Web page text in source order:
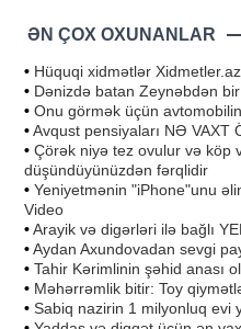
ƏN ÇOX OXUNANLAR
• Hüquqi xidmətlər
• Dənizdə batan Zeynəbdən
• Onu görmək üçün
•Avqust pensiyaları NƏ
• Çörək niyə tez ovulur və köp
düşündüyünüzdən fərqlidir
• Yeniyetmənin "iPhone"unu
Video
•Arayik və digərləri ilə bağlı
•Aydan Axundovadan sevgi
• Tahir Kərimlinin şəhid anası
• Məhərrəmlik bitir: Toy
• Sabiq nazirin 1 milyonluq evi